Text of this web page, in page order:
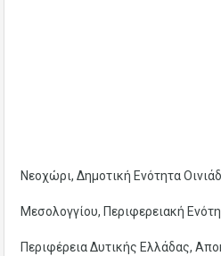
Νεοχώρι, Δημοτική Ενότητα
Μεσολογγίου, Περιφερειακή
Περιφέρεια Δυτικής Ελλάδας,